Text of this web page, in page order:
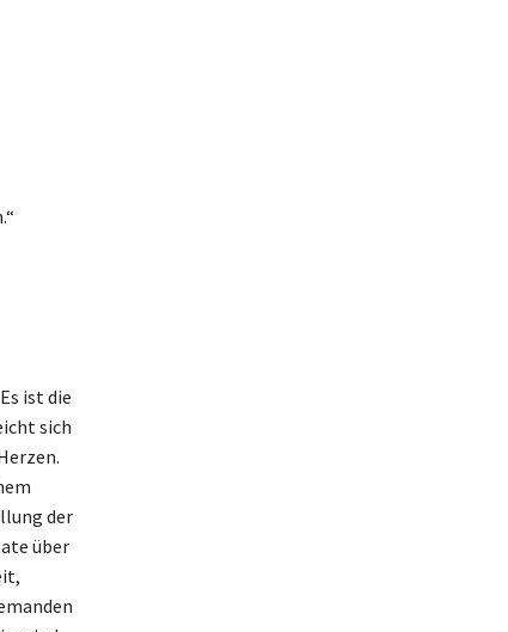
ist die
sich
der
über